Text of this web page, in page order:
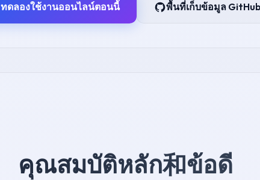
ทดลองใช้งานออนไลน์ตอนนี้ พื้นที่เก็บข้อมูล
คุณสมบัติหลัก和ข้อดี